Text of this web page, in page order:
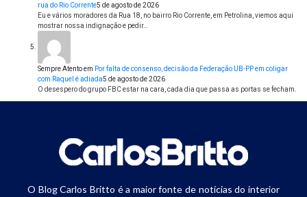
rua do Rio Corrente5 de agosto de 2026
Eu e vários moradores da Rua 18, no bairro Rio Corrente, em Petrolina, viemos aqui
mostrar nossa indignação e pedir…
Sempre Atentoem Por falta de consenso, decisão da Federação UB-PP em coligar
com Raquel é adiada5 de agosto de 2026
O desespero do grupo FBC estar na cara, cada dia que passa as portas se fecham.
O Blog Carlos Britto é a maior fonte de notícias do interior